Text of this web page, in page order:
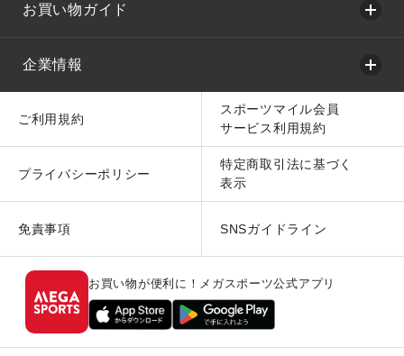
お買い物ガイド
企業情報
ご利用規約
スポーツマイル会員
サービス利用規約
プライバシーポリシー
特定商取引法に基づく
表示
免責事項 SNSガイドライン
お買い物が便利に！メガスポーツ公式アプリ